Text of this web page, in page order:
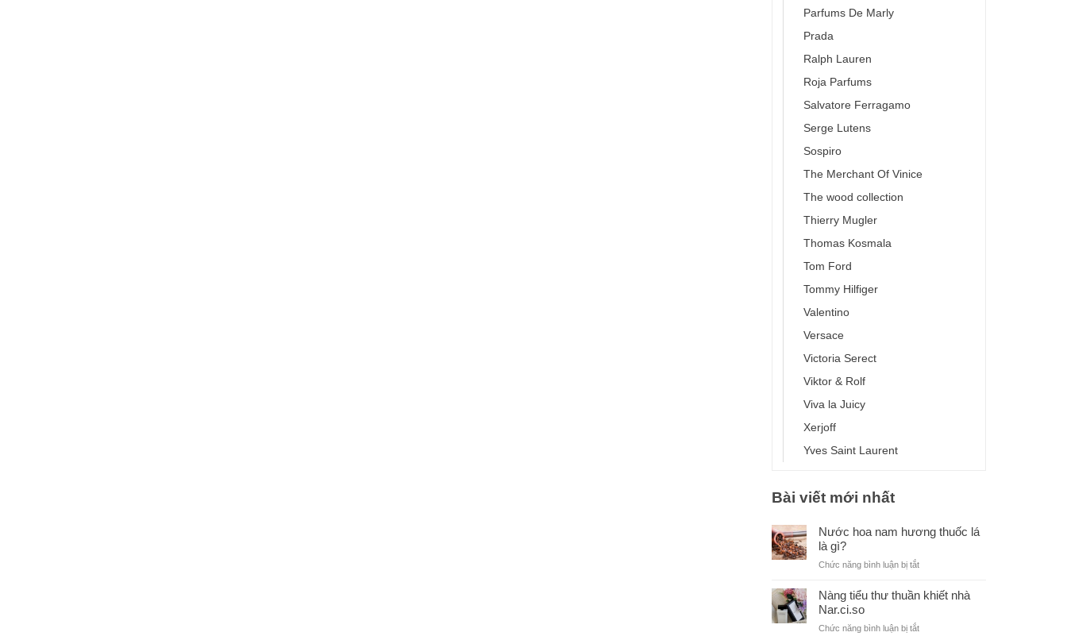
Parfums De Marly
Prada
Ralph Lauren
Roja Parfums
Salvatore Ferragamo
Serge Lutens
Sospiro
The Merchant Of Vinice
The wood collection
Thierry Mugler
Thomas Kosmala
Tom Ford
Tommy Hilfiger
Valentino
Versace
Victoria Serect
Viktor & Rolf
Viva la Juicy
Xerjoff
Yves Saint Laurent
Bài viết mới nhất
Nước hoa nam hương thuốc lá
là gì?
Chức năng bình luận bị tắtở
hoa
thuốc
Nàng tiểu thư thuần khiết nhà
Nar.ci.so
Chức năng bình luận bị tắtở